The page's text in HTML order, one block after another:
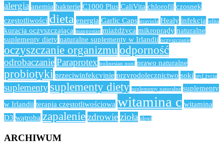
alergia anemia bakterie C1000 Plus CaliVita chlorofil czosnek
częstotliwości dieta energia Garlic Caps graviola Healy infekcja jelita
kuracja oczyszczająca mangostan miażdżyca mikroprądy naturalne
suplementy diety naturalne suplementy w Irlandii oczyszczanie
oczyszczanie organizmu odporność
odrobaczanieParaprotex polinesian noni prawo naturalne
probiotyki przeciwinfekcyjnie przyrodolecznictwo soki styl życia
suplementy suplementy diety suplementy naturalne suplementy
w Irlandii terapia częstotliwościowa witamina c witamina
D3 wątroba zapaleniezdrowiezioła złogi
ARCHIWUM